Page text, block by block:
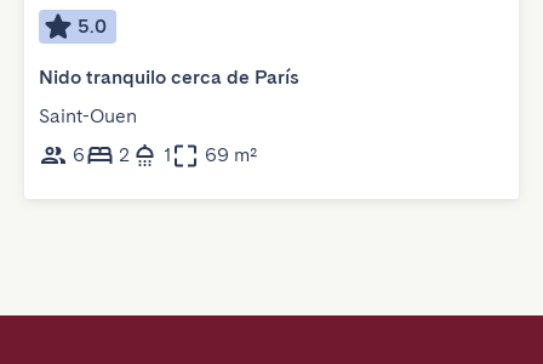
5.0
Nido tranquilo cerca de París
Saint-Ouen
6
2 1 69 m²